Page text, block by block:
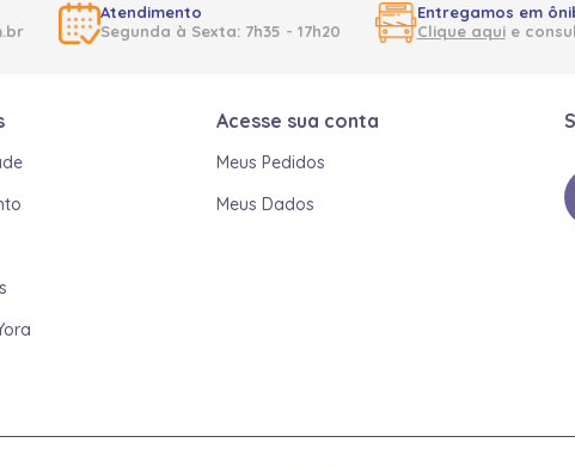
Atendimento
Segunda à Sexta: 7h35 - 17h20
Entregamos em
Clique aquie
Acesse sua conta
Meus Pedidos
Meus Dados